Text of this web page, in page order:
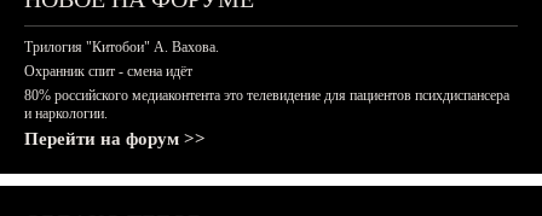
Трилогия "Китобои" А. Вахова.
Охранник спит - смена идёт
80% российского медиаконтента это телевидение для пациентов психдиспансера
и наркологии.
Перейти на форум >>